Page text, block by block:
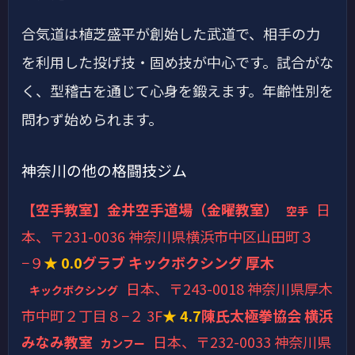
合気道は植芝盛平が創始した武道で、相手の力
を利用した投げ技・固め技が中心です。試合がな
く、型稽古を通じて心身を鍛えます。年齢性別を
問わず始められます。
神奈川の他の格闘技ジム
【空手教室】金井空手道場（金曜教室） 空手
日
本、〒231-0036 神奈川県横浜市中区山田町３
−９★ 0.0グラブ キックボクシング 厚木
キックボクシング
日本、〒243-0018 神奈川県厚木
市中町２丁目８−２ 3F★ 4.7陳氏太極拳協会 横浜
みなみ教室 カンフー 日本、〒232-0033 神奈川県